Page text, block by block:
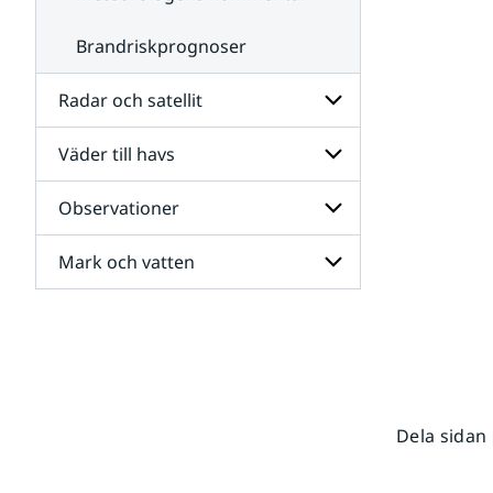
Brandriskprognoser
Radar och satellit
Undersidor
för
Radar
och
satellit
Väder till havs
Undersidor
för
Väder
till
havs
Observationer
Undersidor
för
Mark och vatten
Dela sidan